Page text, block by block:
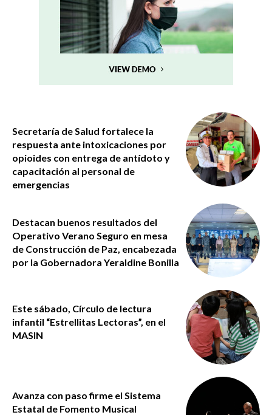
Secretaría de Salud fortalece la
respuesta ante intoxicaciones por
opioides con entrega de antídoto y
capacitación al personal de
emergencias
Destacan buenos resultados del
Operativo Verano Seguro en mesa
de Construcción de Paz, encabezada
por la Gobernadora Yeraldine Bonilla
Este sábado, Círculo de lectura
infantil “Estrellitas Lectoras”, en el
MASIN
Avanza con paso firme el Sistema
Estatal de Fomento Musical